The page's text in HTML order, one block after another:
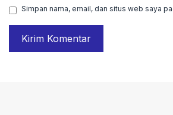
Simpan nama, email, dan situs web saya